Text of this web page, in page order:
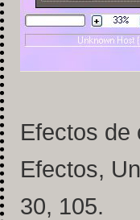
Efectos de
Efectos,
30, 105.